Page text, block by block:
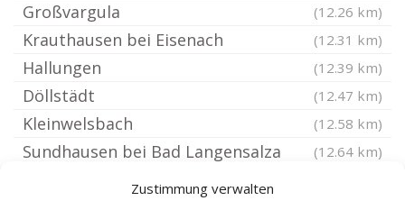
Zustimmung verwalten
Großvargula (12.26 km)
Krauthausen bei Eisenach (12.31 km)
Hallungen (12.39 km)
Döllstädt (12.47 km)
Kleinwelsbach (12.58 km)
Sundhausen bei Bad Langensalza (12.64 km)